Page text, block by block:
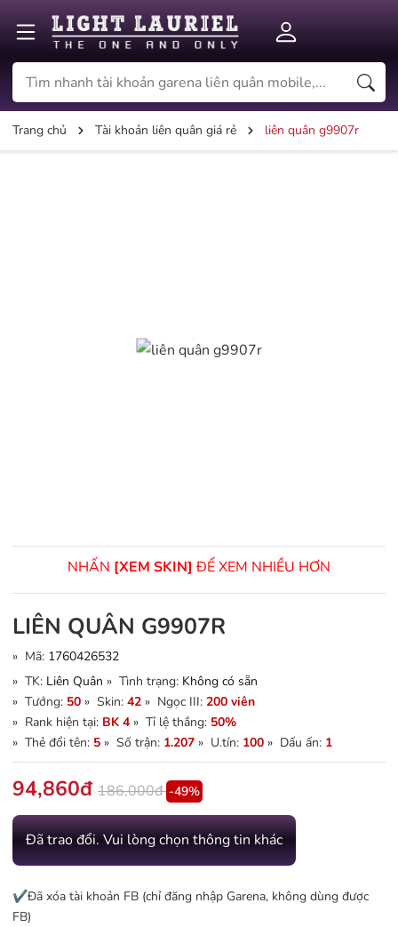
Trang chủ Tài khoản liên quân giá rẻ liên quân g9907r
NHẤN [XEM SKIN] ĐỂ XEM NHIỀU HƠN
LIÊN QUÂN G9907R
» Mã: 1760426532
» TK: Liên Quân » Tình trạng: Không có sẵn
» Tướng: 50 » Skin: 42 » Ngọc III: 200 viên
» Rank hiện tại: BK 4 » Tỉ lệ thắng: 50%
» Thẻ đổi tên: 5 » Số trận: 1.207 » U.tín: 100 » Dấu ấn: 1
94,860đ 186,000đ -49%
Đã trao đổi. Vui lòng chọn thông tin khác
✔️Đã xóa tài khoản FB (chỉ đăng nhập Garena, không dùng được
FB)